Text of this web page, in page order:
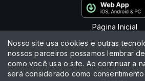
Página Inicial
Vídeos
Notícias
Nosso site usa cookies e outras
nossos parceiros possamos lembrar
como você usa o site. Ao continuar a
será considerado como